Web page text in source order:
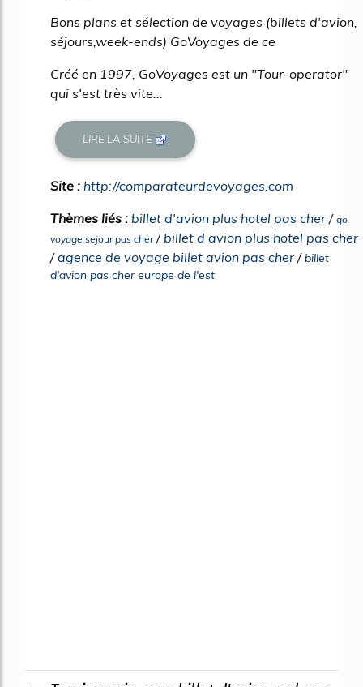
Bons plans et sélection de voyages (billets d'avion,
séjours,week-ends) GoVoyages de ce
Créé en 1997, GoVoyages est un "Tour-operator"
qui s'est très vite...
LIRE LA SUITE
Site : http://comparateurdevoyages.com
Thèmes liés : billet d'avion plus hotel pas cher / go
voyage sejour pas cher/ billet d avion plus hotel pas cher
/agence de voyage billet avion pas cher /billet
d'avion pas cher europe de l'est